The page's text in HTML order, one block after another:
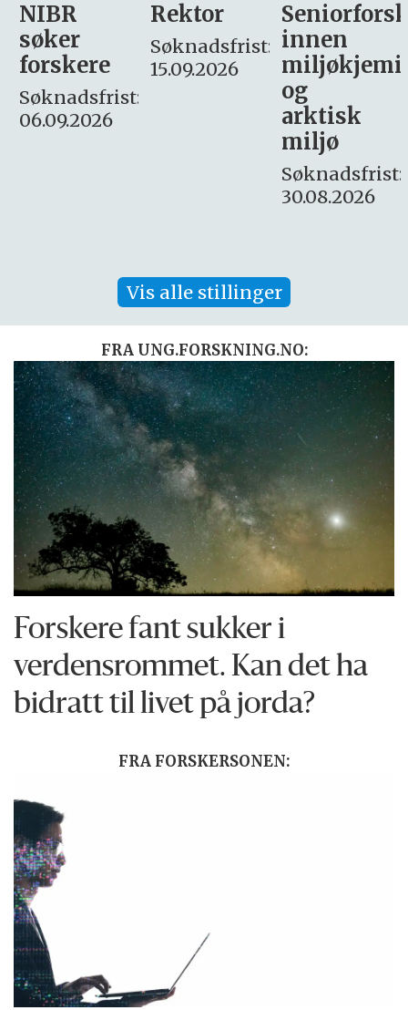
Rektor
Søknadsfrist:
15.09.2026
Seniorforsker
innen
miljøkjemi
søker
– fast
Søknadsfrist:
16. august.
Vis alle stillinger
FRA UNG.FORSKNING.NO:
Forskere fant sukker i
verdensrommet. Kan det ha
bidratt til livet på jorda?
FRA FORSKERSONEN: